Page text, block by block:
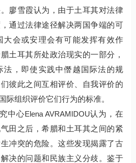
廖雪霞认为，由于土耳其对法律
通过法律途径解决两国争端的可
大会或安理会有可能发挥有效作
土耳其所处政治现实的一部分，
法，即使实践中僭越国际法的规
彼此之间互相评价、自我评价的
际组织评价它们行为的标准。
中心Elena AVRAMIDOU认为，在
田之后，希腊和土耳其之间的紧
冲突的危险。这些发现揭露了古
决的问题和民族主义分歧。鉴于